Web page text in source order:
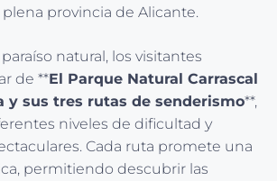
provincia de Alicante.
natural, los visitantes
de **El Parque Natural Carrascal
y sus tres rutas de senderismo**,
niveles de dificultad y
Cada ruta promete una
permitiendo descubrir las